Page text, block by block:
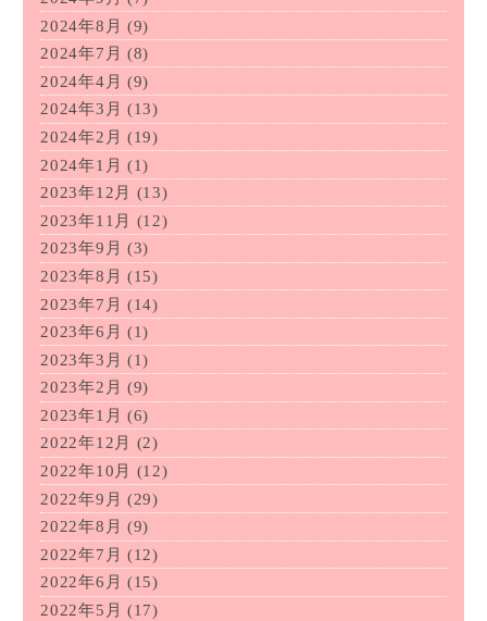
2024年8月 (9)
2024年7月 (8)
2024年4月 (9)
2024年3月 (13)
2024年2月 (19)
2024年1月 (1)
2023年12月
(13)
2023年11月
(12)
2023年9月 (3)
2023年8月 (15)
2023年7月 (14)
2023年6月 (1)
2023年3月 (1)
2023年2月 (9)
2023年1月 (6)
2022年12月
(2)
2022年10月
(12)
2022年9月 (29)
2022年8月 (9)
2022年7月 (12)
2022年6月 (15)
2022年5月 (17)